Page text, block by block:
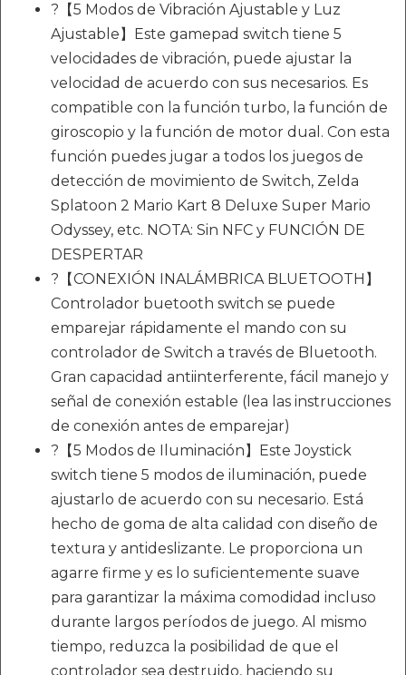
?【5 Modos de Vibración Ajustable y Luz
Ajustable】Este gamepad switch tiene 5
velocidades de vibración, puede ajustar la
velocidad de acuerdo con sus necesarios. Es
compatible con la función turbo, la función de
giroscopio y la función de motor dual. Con esta
función puedes jugar a todos los juegos de
detección de movimiento de Switch, Zelda
Splatoon 2 Mario Kart 8 Deluxe Super Mario
Odyssey, etc. NOTA: Sin NFC y FUNCIÓN DE
DESPERTAR
?【CONEXIÓN INALÁMBRICA BLUETOOTH】
Controlador buetooth switch se puede
emparejar rápidamente el mando con su
controlador de Switch a través de Bluetooth.
Gran capacidad antiinterferente, fácil manejo y
señal de conexión estable (lea las instrucciones
de conexión antes de emparejar)
?【5 Modos de Iluminación】Este Joystick
switch tiene 5 modos de iluminación, puede
ajustarlo de acuerdo con su necesario. Está
hecho de goma de alta calidad con diseño de
textura y antideslizante. Le proporciona un
agarre firme y es lo suficientemente suave
para garantizar la máxima comodidad incluso
durante largos períodos de juego. Al mismo
tiempo, reduzca la posibilidad de que el
controlador sea destruido, haciendo su